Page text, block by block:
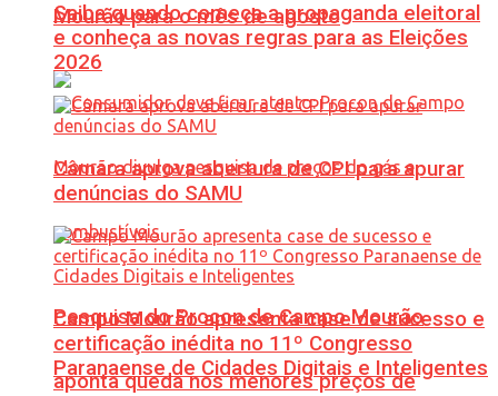
Mourão para o mês de agosto
Pesquisa do Procon de Campo Mourão
aponta queda nos menores preços de
Saiba quando começa a propaganda eleitoral
e conheça as novas regras para as Eleições
2026
Câmara aprova abertura de CPI para apurar
denúncias do SAMU
Campo Mourão apresenta case de sucesso e
certificação inédita no 11º Congresso
Paranaense de Cidades Digitais e Inteligentes